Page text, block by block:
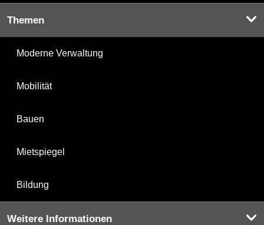
Themen
Moderne Verwaltung
Mobilität
Bauen
Mietspiegel
Bildung
Weitere Informationen